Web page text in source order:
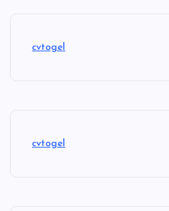
cvtogel
cvtogel